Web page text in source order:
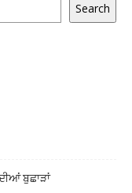
Search
ਬੁਛਾੜਾਂ